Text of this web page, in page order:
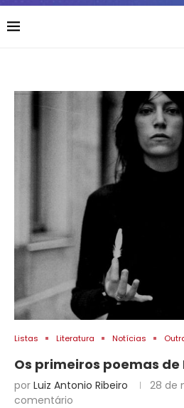
Listas Literatura Notícias
Os primeiros poemas
por Luiz Antonio Ribeiro 28 de
comentário